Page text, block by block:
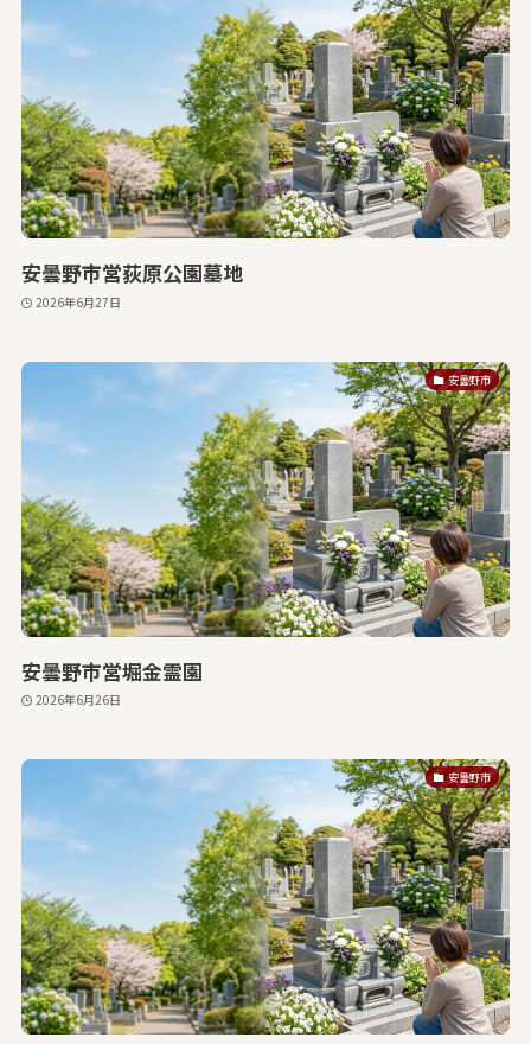
安曇野市営荻原公園墓地
2026年6月27日
安曇野市
安曇野市営堀金霊園
2026年6月26日
安曇野市